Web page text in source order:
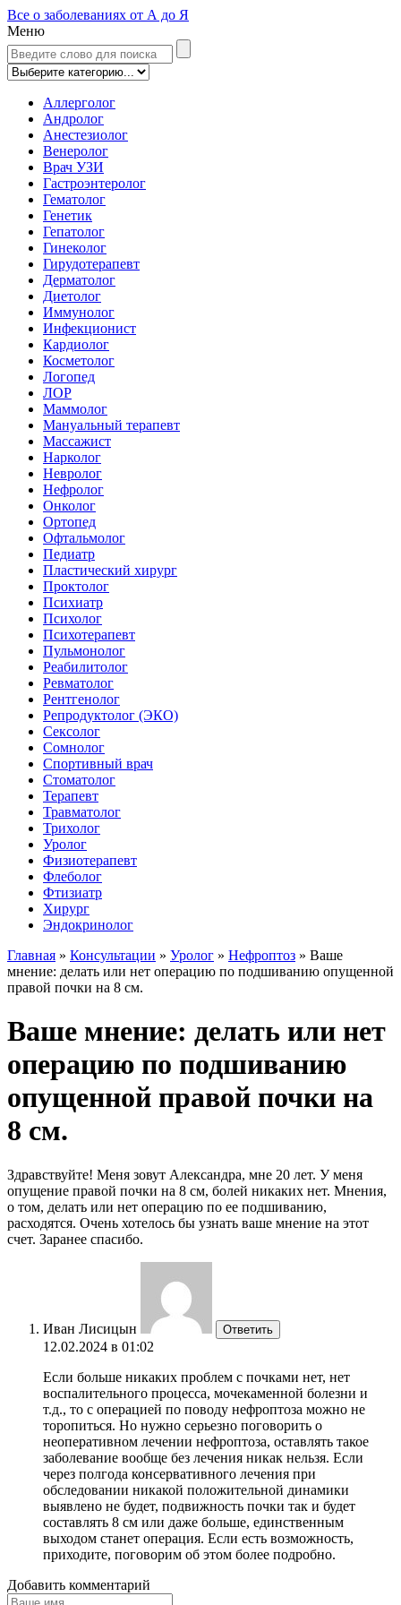
Все о заболеваниях от А до Я
Меню
Аллерголог
Андролог
Анестезиолог
Венеролог
Врач УЗИ
Гастроэнтеролог
Гематолог
Генетик
Гепатолог
Гинеколог
Гирудотерапевт
Дерматолог
Диетолог
Иммунолог
Инфекционист
Кардиолог
Косметолог
Логопед
ЛОР
Маммолог
Мануальный терапевт
Массажист
Нарколог
Невролог
Нефролог
Онколог
Ортопед
Офтальмолог
Педиатр
Пластический хирург
Проктолог
Психиатр
Психолог
Психотерапевт
Пульмонолог
Реабилитолог
Ревматолог
Рентгенолог
Репродуктолог (ЭКО)
Сексолог
Сомнолог
Спортивный врач
Стоматолог
Терапевт
Травматолог
Трихолог
Уролог
Физиотерапевт
Флеболог
Фтизиатр
Хирург
Эндокринолог
Главная » Консультации » Уролог » Нефроптоз » Ваше
мнение: делать или нет операцию по подшиванию опущенной
правой почки на 8 см.
Ваше мнение: делать или нет
операцию по подшиванию
опущенной правой почки на
8 см.
Здравствуйте! Меня зовут Александра, мне 20 лет. У меня
опущение правой почки на 8 см, болей никаких нет. Мнения,
о том, делать или нет операцию по ее подшиванию,
расходятся. Очень хотелось бы узнать ваше мнение на этот
счет. Заранее спасибо.
Иван Лисицын Ответить
12.02.2024 в 01:02
Если больше никаких проблем с почками нет, нет
воспалительного процесса, мочекаменной болезни и
т.д., то с операцией по поводу нефроптоза можно не
торопиться. Но нужно серьезно поговорить о
неоперативном лечении нефроптоза, оставлять такое
заболевание вообще без лечения никак нельзя. Если
через полгода консервативного лечения при
обследовании никакой положительной динамики
выявлено не будет, подвижность почки так и будет
составлять 8 см или даже больше, единственным
выходом станет операция. Если есть возможность,
приходите, поговорим об этом более подробно.
Добавить комментарий